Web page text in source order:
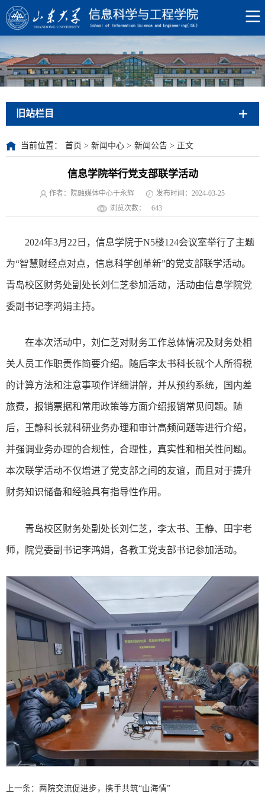
旧站栏目
当前位置： 首页 > 新闻中心 > 新闻公告 > 正文
信息学院举行党支部联学活动
作者：院融媒体中心于永辉
发布时间：2024-03-25
浏览次数：
643
2024年3月22日，信息学院于N5楼124会议室举行了主题
为“智慧财经点对点，信息科学创革新”的党支部联学活动。
青岛校区财务处副处长刘仁芝参加活动，活动由信息学院党
委副书记李鸿娟主持。
在本次活动中，刘仁芝对财务工作总体情况及财务处相
关人员工作职责作简要介绍。随后李太书科长就个人所得税
的计算方法和注意事项作详细讲解，并从预约系统，国内差
旅费，报销票据和常用政策等方面介绍报销常见问题。随
后，王静科长就科研业务办理和审计高频问题等进行介绍，
并强调业务办理的合规性，合理性，真实性和相关性问题。
本次联学活动不仅增进了党支部之间的友谊，而且对于提升
财务知识储备和经验具有指导性作用。
青岛校区财务处副处长刘仁芝，李太书、王静、田宇老
师，院党委副书记李鸿娟，各教工党支部书记参加活动。
上一条： 两院交流促进步，携手共筑“山海情”